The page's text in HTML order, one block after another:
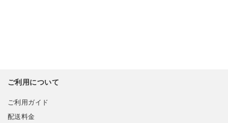
ご利用について
ご利用ガイド
配送料金